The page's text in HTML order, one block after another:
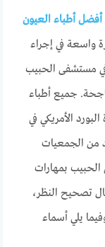
أفضل أطباء العيون
واسعة في إجراء
في مستشفى الحبيب
الناجحة. جميع أطباء
الأمريكي في
من الجمعيات
الحبيب بمهارات
تصحيح النظر،
يلي أسماء